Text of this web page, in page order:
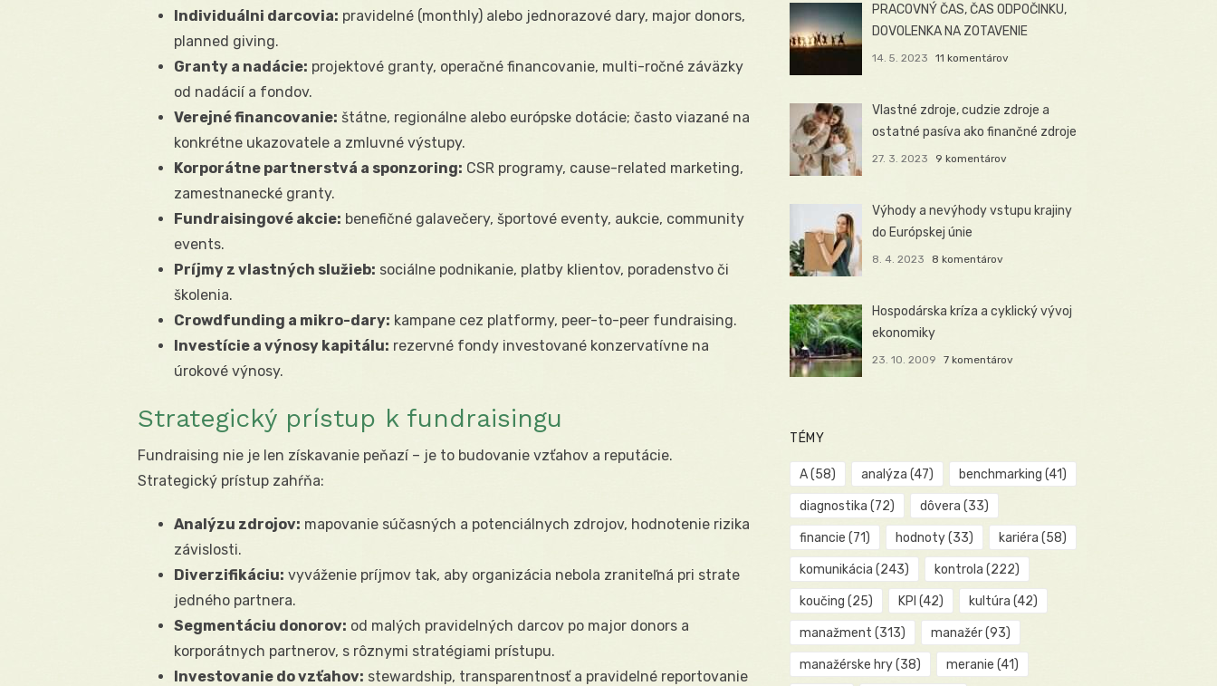
Individuálni darcovia: pravidelné (monthly) alebo jednorazové dary, major donors,
planned giving.
Granty a nadácie: projektové granty, operačné financovanie, multi-ročné záväzky
od nadácií a fondov.
Verejné financovanie: štátne, regionálne alebo európske dotácie; často viazané na
konkrétne ukazovatele a zmluvné výstupy.
Korporátne partnerstvá a sponzoring: CSR programy, cause-related marketing,
zamestnanecké granty.
Fundraisingové akcie: benefičné galavečery, športové eventy, aukcie, community
events.
Príjmy z vlastných služieb: sociálne podnikanie, platby klientov, poradenstvo či
školenia.
Crowdfunding a mikro-dary: kampane cez platformy, peer-to-peer fundraising.
Investície a výnosy kapitálu: rezervné fondy investované konzervatívne na
úrokové výnosy.
Strategický prístup k fundraisingu
Fundraising nie je len získavanie peňazí – je to budovanie vzťahov a reputácie.
Strategický prístup zahŕňa:
Analýzu zdrojov: mapovanie súčasných a potenciálnych zdrojov, hodnotenie rizika
závislosti.
Diverzifikáciu: vyváženie príjmov tak, aby organizácia nebola zraniteľná pri strate
jedného partnera.
Segmentáciu donorov: od malých pravidelných darcov po major donors a
korporátnych partnerov, s rôznymi stratégiami prístupu.
Investovanie do vzťahov: stewardship, transparentnosť a pravidelné reportovanie
PRACOVNÝ ČAS, ČAS ODPOČINKU,
DOVOLENKA NA ZOTAVENIE
14. 5. 2023 11 komentárov
Vlastné zdroje, cudzie zdroje a
ostatné pasíva ako finančné zdroje
27. 3. 2023 9 komentárov
Výhody a nevýhody vstupu krajiny
do Európskej únie
8. 4. 2023 8 komentárov
Hospodárska kríza a cyklický vývoj
ekonomiky
23. 10. 2009 7 komentárov
TÉMY
A(58) analýza (47) benchmarking (41)
diagnostika (72) dôvera (33)
financie (71) hodnoty(33) kariéra (58)
komunikácia (243) kontrola (222)
koučing (25) KPI (42) kultúra (42)
manažment (313) manažér(93)
manažérske hry(38) meranie (41)